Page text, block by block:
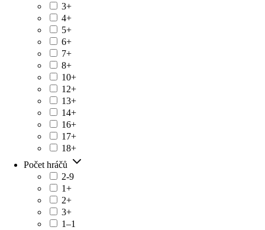
3+
4+
5+
6+
7+
8+
10+
12+
13+
14+
16+
17+
18+
Počet hráčů
2-9
1+
2+
3+
1–1